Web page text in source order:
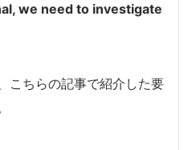
we need to investigate
こちらの記事で紹介した要